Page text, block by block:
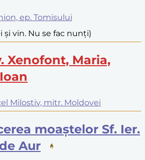
ep. Tomisului
și vin. Nu se fac nunți)
Xenofont, Maria,
Milostiv, mitr. Moldovei
moaștelor Sf. Ier.
Aur